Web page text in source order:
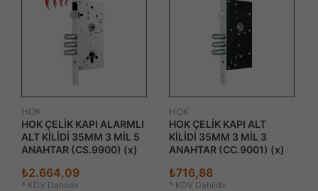
HOK
HOK ÇELİK KAPI ALARMLI
ALT KİLİDİ 35MM 3 MİL 5
ANAHTAR (CS.9900) (x)
₺2.664,09
* KDV Dahildir
HOK
HOK ÇELİK KAPI ALT
KİLİDİ 35MM 3 MİL 3
ANAHTAR (CC.9001) (x)
₺716,88
* KDV Dahildir